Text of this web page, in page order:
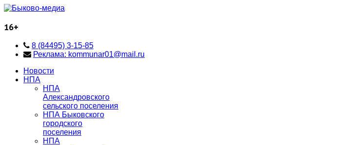
16+
8 (84495) 3-15-85
Реклама: kommunar01@mail.ru
Новости
НПА
НПА
Александровского
сельского поселения
НПА Быковского
городского
поселения
НПА